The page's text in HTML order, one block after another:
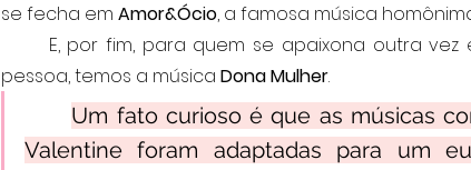
se fecha em Amor&Ócio, a famosa música
pessoa, temos a música Dona Mulher.
Um fato curioso é que as músicas
Valentine foram adaptadas para um